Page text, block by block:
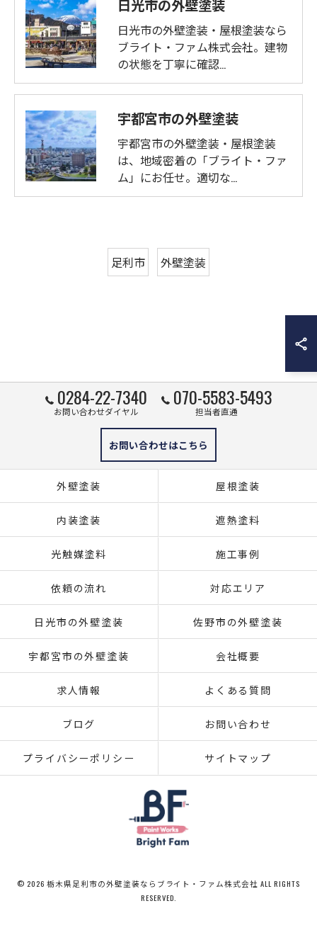
日光市の外壁塗装
日光市の外壁塗装・屋根塗装なら
ブライト・ファム株式会社。建物
の状態を丁寧に確認…
宇都宮市の外壁塗装
宇都宮市の外壁塗装・屋根塗装
は、地域密着の「ブライト・ファ
ム」にお任せ。適切な…
足利市 外壁塗装
0284-22-7340
お問い合わせダイヤル
070-5583-5493
担当者直通
お問い合わせはこちら
外壁塗装 屋根塗装
内装塗装 遮熱塗料
光触媒塗料 施工事例
依頼の流れ 対応エリア
日光市の外壁塗装 佐野市の外壁塗装
宇都宮市の外壁塗装 会社概要
求人情報 よくある質問
ブログ お問い合わせ
プライバシーポリシー サイトマップ
© 2026 栃木県足利市の外壁塗装ならブライト・ファム株式会社 ALL RIGHTS
RESERVED.